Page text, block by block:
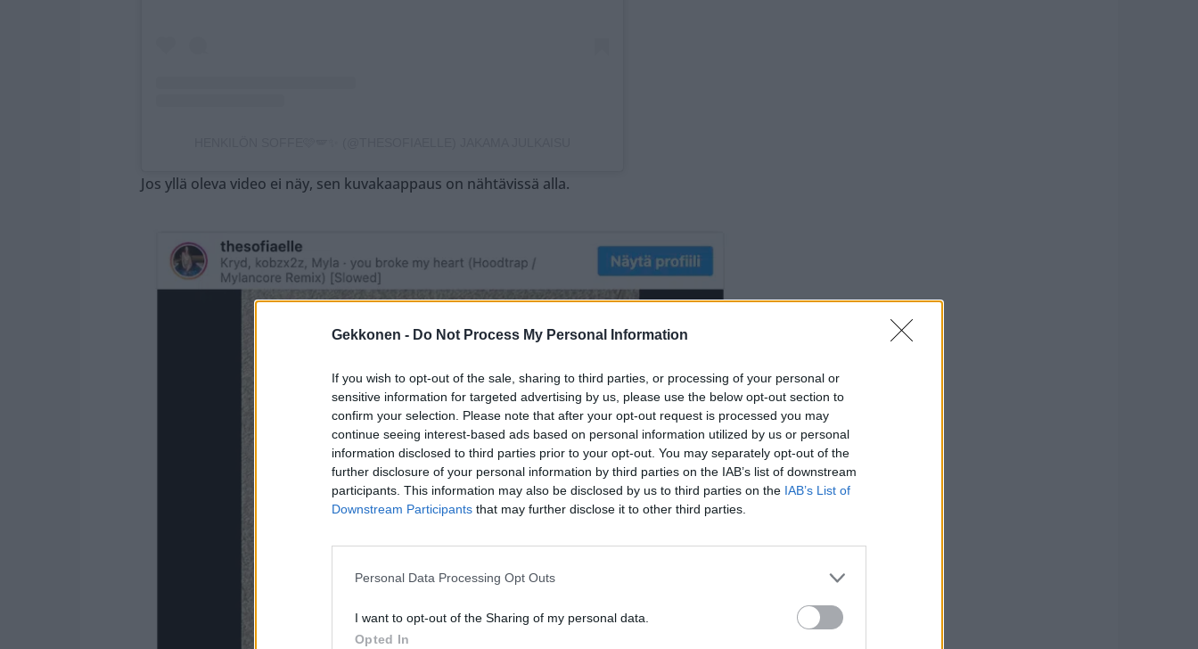
Gekkonen - Do Not Process My Personal Information
If you wish to opt-out of the sale, sharing to third parties, or processing of your personal or
sensitive information for targeted advertising by us, please use the below opt-out section to
confirm your selection. Please note that after your opt-out request is processed you may
continue seeing interest-based ads based on personal information utilized by us or personal
information disclosed to third parties prior to your opt-out. You may separately opt-out of the
further disclosure of your personal information by third parties on the IAB’s list of downstream
participants. This information may also be disclosed by us to third parties on the IAB’s List of
Downstream Participants that may further disclose it to other third parties.
Personal Data Processing Opt Outs
I want to opt-out of the Sharing of my personal data.
Opted In
Jos yllä oleva video ei näy, sen kuvakaappaus on nähtävissä alla.